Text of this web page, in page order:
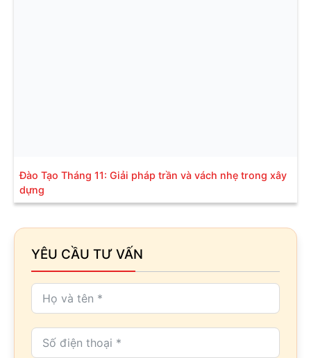
Đào Tạo Tháng 11: Giải pháp trần và vách nhẹ trong xây
dựng
YÊU CẦU TƯ VẤN